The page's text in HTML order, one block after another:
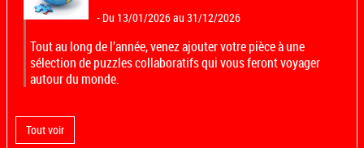
- Du 13/01/2026 au 31/12/2026
Tout au long de l’année, venez ajouter votre pièce à une
sélection de puzzles collaboratifs qui vous feront voyager
autour du monde.
Tout voir